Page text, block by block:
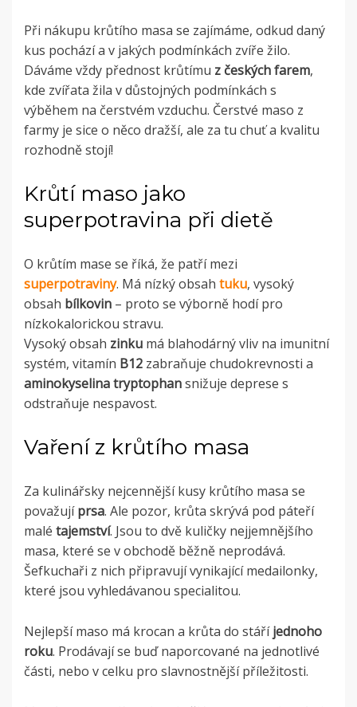
Při nákupu krůtího masa se zajímáme, odkud daný
kus pochází a v jakých podmínkách zvíře žilo.
Dáváme vždy přednost krůtímu z českých farem,
kde zvířata žila v důstojných podmínkách s
výběhem na čerstvém vzduchu. Čerstvé maso z
farmy je sice o něco dražší, ale za tu chuť a kvalitu
rozhodně stojí!
Krůtí maso jako
superpotravina při dietě
O krůtím mase se říká, že patří mezi
superpotraviny. Má nízký obsah tuku, vysoký
obsah bílkovin – proto se výborně hodí pro
nízkokalorickou stravu.
Vysoký obsah zinku má blahodárný vliv na imunitní
systém, vitamín B12 zabraňuje chudokrevnosti a
aminokyselina tryptophansnižuje deprese s
odstraňuje nespavost.
Vaření z krůtího masa
Za kulinářsky nejcennější kusy krůtího masa se
považujíprsa. Ale pozor, krůta skrývá pod páteří
malé tajemství. Jsou to dvě kuličky nejjemnějšího
masa, které se v obchodě běžně neprodává.
Šefkuchaři z nich připravují vynikající medailonky,
které jsou vyhledávanou specialitou.
Nejlepší maso má krocan a krůta do stáříjednoho
roku. Prodávají se buď naporcované na jednotlivé
části, nebo v celku pro slavnostnější příležitosti.